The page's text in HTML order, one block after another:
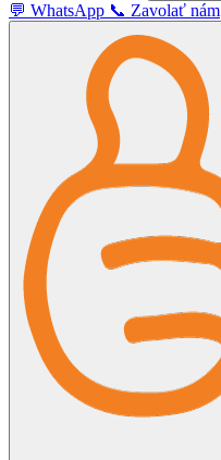
💬 WhatsApp 📞 Zavolať nám